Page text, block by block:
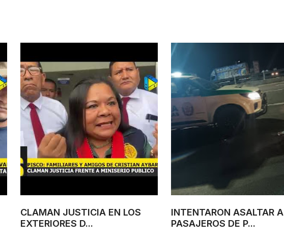
CLAMAN JUSTICIA EN LOS
EXTERIORES D...
INTENTARON ASALTAR A
PASAJEROS DE P...